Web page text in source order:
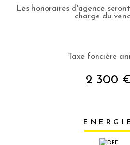
Les honoraires d'agence
charge du
Taxe foncière
2 300
ENERGIE